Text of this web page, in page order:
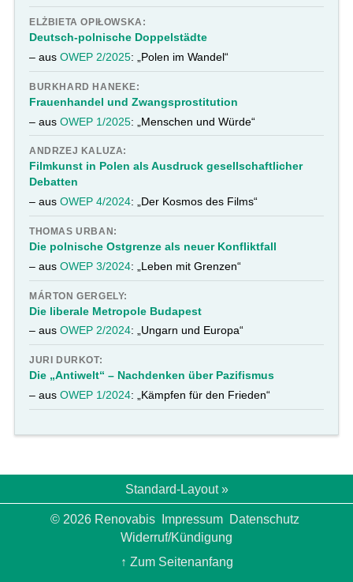
ELŻBIETA OPIŁOWSKA:
Deutsch-polnische Doppelstädte
– ausOWEP 2/2025: „Polen im Wandel“
BURKHARD HANEKE:
Frauenhandel und Zwangsprostitution
– ausOWEP 1/2025: „Menschen und Würde“
ANDRZEJ KALUZA:
Filmkunst in Polen als Ausdruck gesellschaftlicher
Debatten
– ausOWEP 4/2024: „Der Kosmos des Films“
THOMAS URBAN:
Die polnische Ostgrenze als neuer Konfliktfall
– ausOWEP 3/2024: „Leben mit Grenzen“
MÁRTON GERGELY:
Die liberale Metropole Budapest
– ausOWEP 2/2024: „Ungarn und Europa“
JURI DURKOT:
Die „Antiwelt“ – Nachdenken über Pazifismus
– ausOWEP 1/2024: „Kämpfen für den Frieden“
Standard-Layout »
© 2026 Renovabis Impressum Datenschutz
Widerruf/Kündigung
↑ Zum Seitenanfang